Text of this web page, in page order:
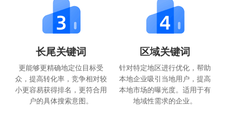
长尾关键词
更能够更精确地定位目标受
众，提高转化率，竞争相对较
小更容易获得排名，更符合用
户的具体搜索意图。
区域关键词
针对特定地区进行优化，帮助
本地企业吸引当地用户，提高
本地市场的曝光度。适用于有
地域性需求的企业。